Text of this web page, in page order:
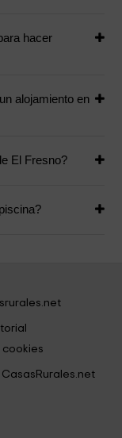
hacer
alojamiento en
El Fresno?
cookies